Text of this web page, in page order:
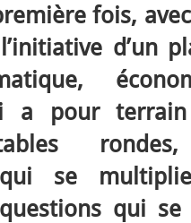
fois,
d’un
pour terrain
qui se
qui